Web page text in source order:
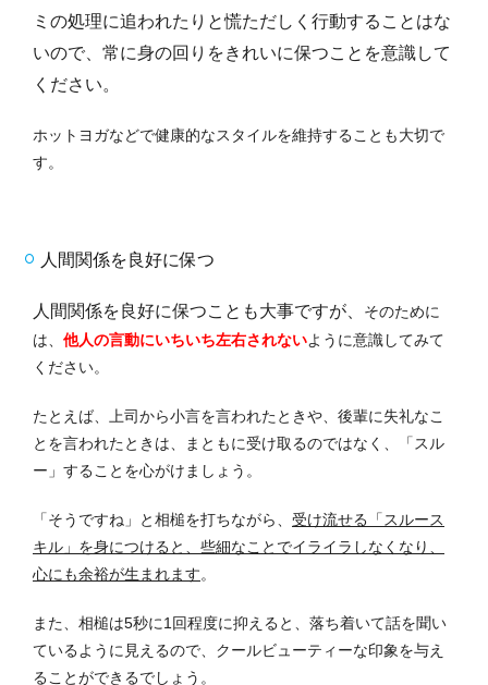
ミの処理に追われたりと慌ただしく行動することはな
いので、常に身の回りをきれいに保つことを意識して
ください。
ホットヨガなどで健康的なスタイルを維持することも大切で
す。
人間関係を良好に保つ
人間関係を良好に保つことも大事ですが、 そのために
は、 他人の言動にいちいち左右されないように意識してみて
ください。
たとえば、上司から小言を言われたときや、後輩に失礼なこ
とを言われたときは、まともに受け取るのではなく、「スル
ー」することを心がけましょう。
「そうですね」と相槌を打ちながら、 受け流せる「スルース
キル」を身につけると、些細なことでイライラしなくなり、
心にも余裕が生まれます。
また、相槌は5秒に1回程度に抑えると、落ち着いて話を聞い
ているように見えるので、クールビューティーな印象を与え
ることができるでしょう。